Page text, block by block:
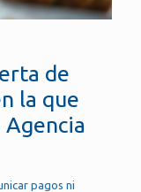
de
la que
Agencia
pagos ni